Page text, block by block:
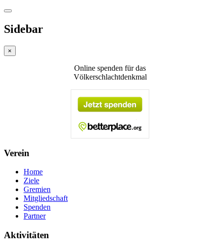
Sidebar
×
Online spenden für das
Völkerschlachtdenkmal
Verein
Home
Ziele
Gremien
Mitgliedschaft
Spenden
Partner
Aktivitäten